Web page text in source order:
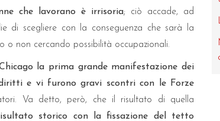
che lavorano è irrisoria; ciò accade, ad
di scegliere con la conseguenza che sarà la
non cercando possibilità occupazionali.
la prima grande manifestazione dei
e vi furono gravi scontri con le Forze
Va detto, però, che il risultato di quella
storico con la fissazione del tetto